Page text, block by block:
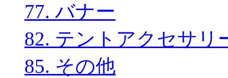
77. バナー
82. テントアクセサリ
85. その他